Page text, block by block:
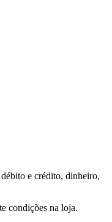
e crédito, dinheiro,
condições na loja.